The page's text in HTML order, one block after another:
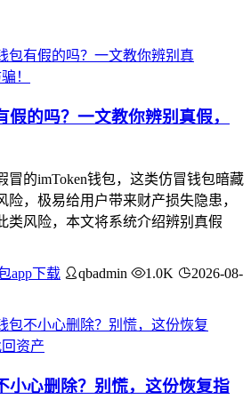
假的吗？一文教你辨别真假，
冒的imToken钱包，这类仿冒钱包暗藏
险，极易给用户带来财产损失隐患，
类风险，本文将系统介绍辨别真假
app下载 qbadmin 1.0K
2026-08-
小心删除？别慌，这份恢复指